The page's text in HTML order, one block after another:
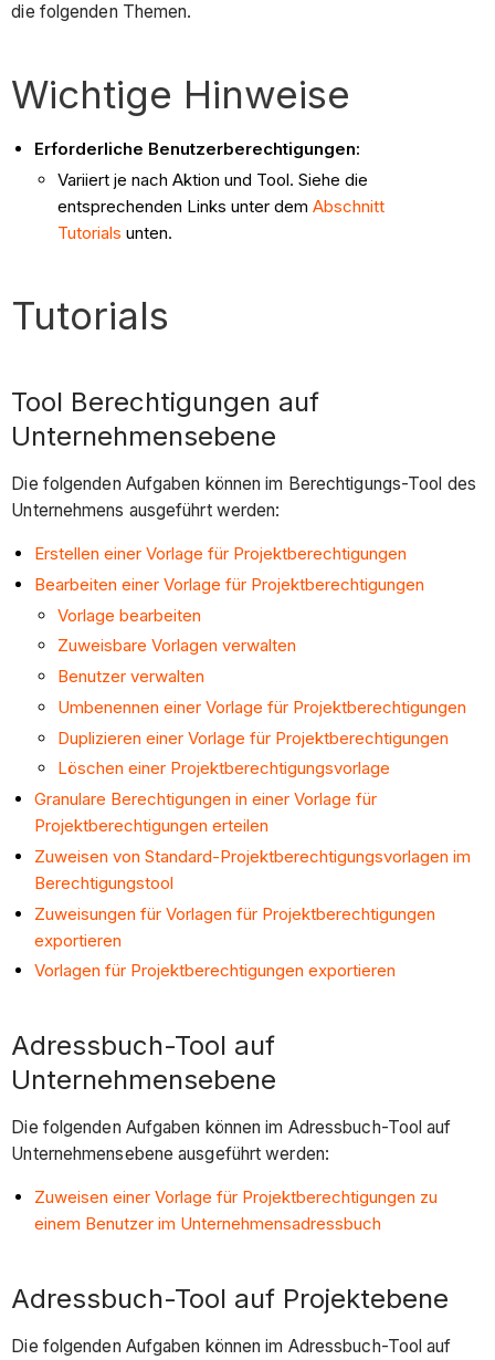
die folgenden Themen.
Wichtige Hinweise
Erforderliche Benutzerberechtigungen:
Variiert je nach Aktion und Tool. Siehe die
entsprechenden Links unter demAbschnitt
Tutorials unten.
Tutorials
Tool Berechtigungen auf
Unternehmensebene
Die folgenden Aufgaben können im Berechtigungs-Tool des
Unternehmens ausgeführt werden:
Erstellen einer Vorlage für Projektberechtigungen
Bearbeiten einer Vorlage für Projektberechtigungen
Vorlage bearbeiten
Zuweisbare Vorlagen verwalten
Benutzer verwalten
Umbenennen einer Vorlage für Projektberechtigungen
Duplizieren einer Vorlage für Projektberechtigungen
Löschen einer Projektberechtigungsvorlage
Granulare Berechtigungen in einer Vorlage für
Projektberechtigungen erteilen
Zuweisen von Standard-Projektberechtigungsvorlagen im
Berechtigungstool
Zuweisungen für Vorlagen für Projektberechtigungen
exportieren
Vorlagen für Projektberechtigungen exportieren
Adressbuch-Tool auf
Unternehmensebene
Die folgenden Aufgaben können im Adressbuch-Tool auf
Unternehmensebene ausgeführt werden:
Zuweisen einer Vorlage für Projektberechtigungen zu
einem Benutzer im Unternehmensadressbuch
Adressbuch-Tool auf Projektebene
Die folgenden Aufgaben können im Adressbuch-Tool auf